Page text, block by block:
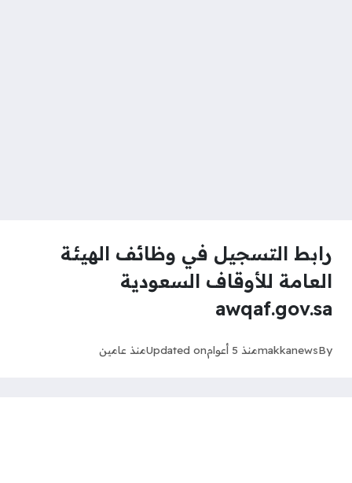
رابط التسجيل في وظائف الهيئة
العامة للأوقاف السعودية
awqaf.gov.sa
By
makkanewsمنذ 5 أعوام Updated onمنذ عامين